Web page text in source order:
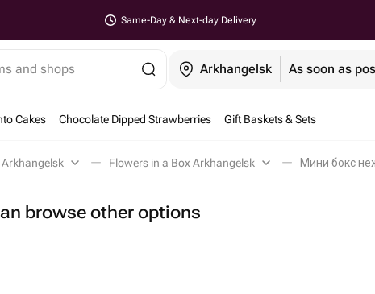
Same-Day & Next-day Delivery
and shops Arkhangelsk As soon as
Cakes Chocolate Dipped Strawberries Gift Baskets & Sets
Flowers in a Box Arkhangelsk
browse other options